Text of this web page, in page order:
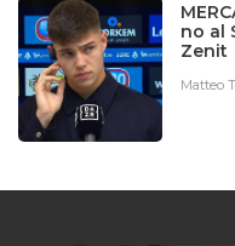
no al
Zenit
Matteo